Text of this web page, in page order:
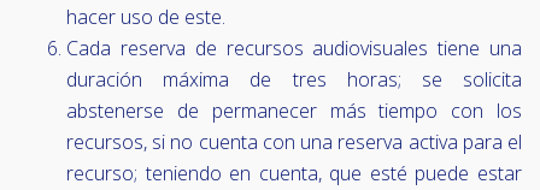
hacer uso de este.
Cada reserva de recursos audiovisuales tiene una
duración máxima de tres horas; se solicita
abstenerse de permanecer más tiempo con los
recursos, si no cuenta con una reserva activa para el
recurso; teniendo en cuenta, que esté puede estar